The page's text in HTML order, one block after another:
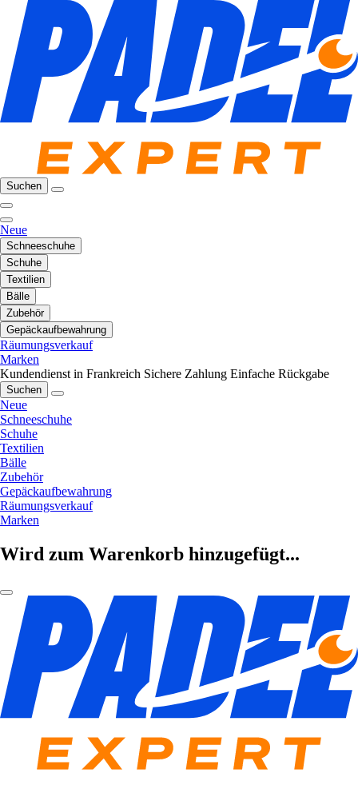
Suchen
Neue
Schneeschuhe
Schuhe
Textilien
Bälle
Zubehör
Gepäckaufbewahrung
Räumungsverkauf
Marken
Kundendienst in Frankreich Sichere Zahlung Einfache Rückgabe
Suchen
Neue
Schneeschuhe
Schuhe
Textilien
Bälle
Zubehör
Gepäckaufbewahrung
Räumungsverkauf
Marken
Wird zum Warenkorb hinzugefügt...